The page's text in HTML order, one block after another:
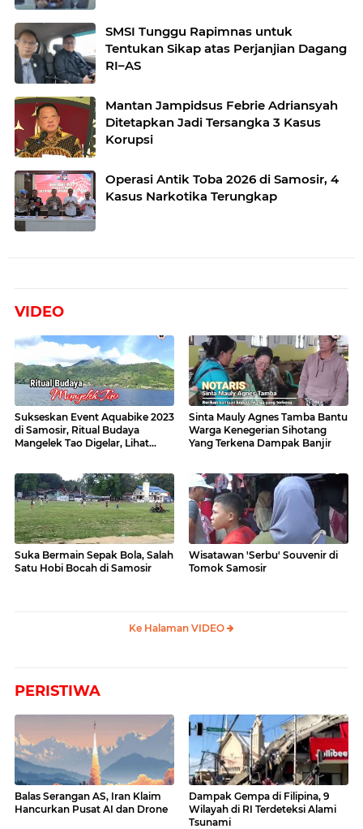
SMSI Tunggu Rapimnas untuk
Tentukan Sikap atas Perjanjian Dagang
RI–AS
Mantan Jampidsus Febrie Adriansyah
Ditetapkan Jadi Tersangka 3 Kasus
Korupsi
Operasi Antik Toba 2026 di Samosir, 4
Kasus Narkotika Terungkap
VIDEO
Sukseskan Event Aquabike 2023
di Samosir, Ritual Budaya
Mangelek Tao Digelar, Lihat
Sinta Mauly Agnes Tamba Bantu
Warga Kenegerian Sihotang
Yang Terkena Dampak Banjir
Suka Bermain Sepak Bola, Salah
Satu Hobi Bocah di Samosir
Wisatawan 'Serbu' Souvenir di
Tomok Samosir
Ke Halaman VIDEO
PERISTIWA
Balas Serangan AS, Iran Klaim
Hancurkan Pusat AI dan Drone
Dampak Gempa di Filipina, 9
Wilayah di RI Terdeteksi Alami
Tsunami